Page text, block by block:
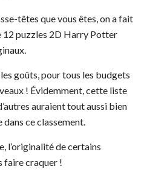
têtes que vous êtes, on a fait
12 puzzles 2D Harry Potter
goûts, pour tous les budgets
! Évidemment, cette liste
auraient tout aussi bien
ce classement.
l’originalité de certains
faire craquer !